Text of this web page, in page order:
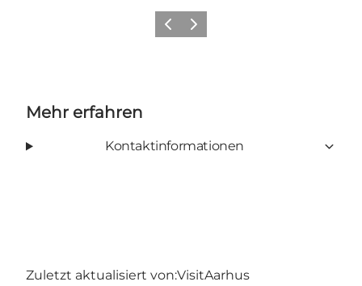
ZurückWeiter
Mehr erfahren
Kontaktinformationen
Zuletzt aktualisiert von:VisitAarhus